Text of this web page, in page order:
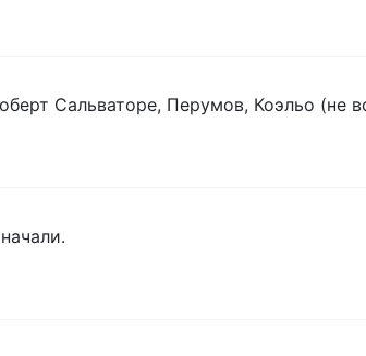
Сальваторе, Перумов, Коэльо (не